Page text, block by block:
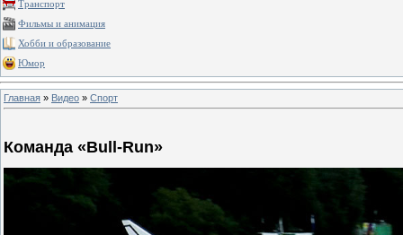
Транспорт
Фильмы и анимация
Хобби и образование
Юмор
Главная » Видео » Спорт
Команда «Bull-Run»